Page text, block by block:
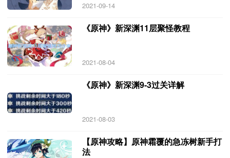
2021-09-14
《原神》新深渊11层聚怪教程
2021-08-04
《原神》新深渊9-3过关详解
2021-08-03
【原神攻略】原神霜覆的急冻树新手打
法